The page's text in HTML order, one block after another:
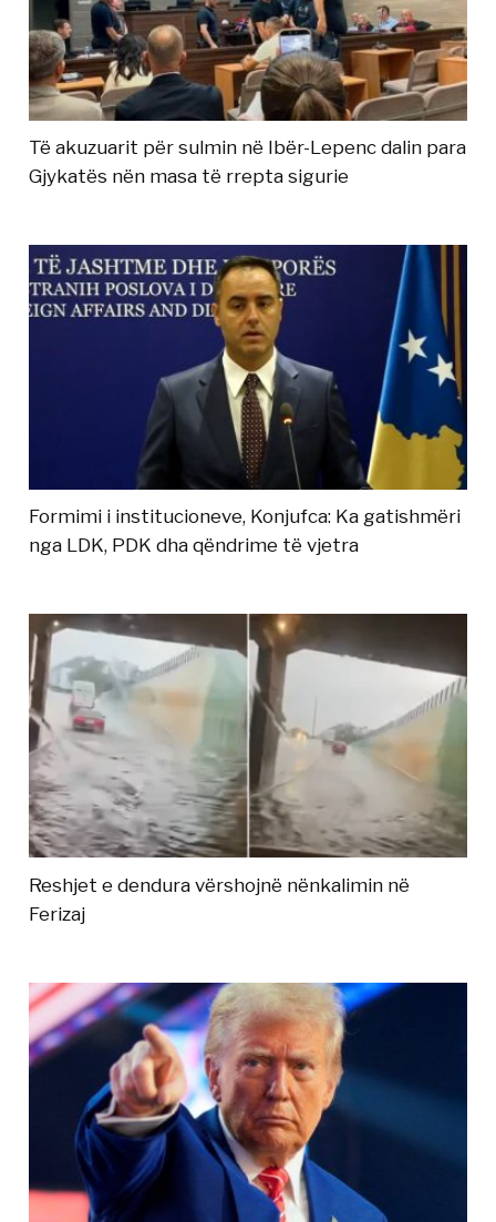
Të akuzuarit për sulmin në Ibër-Lepenc dalin para
Gjykatës nën masa të rrepta sigurie
Formimi i institucioneve, Konjufca: Ka gatishmëri
nga LDK, PDK dha qëndrime të vjetra
Reshjet e dendura vërshojnë nënkalimin në
Ferizaj